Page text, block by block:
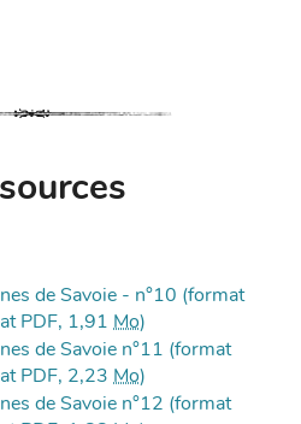
de Savoie - n°10 (format
PDF, 1,91 Mo)
de Savoie n°11 (format
PDF, 2,23 Mo)
de Savoie n°12 (format